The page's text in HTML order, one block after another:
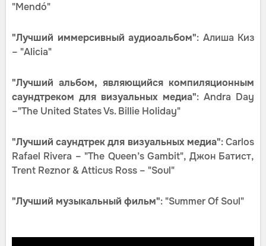
"Mendó"
"Лучший иммерсивный аудиоальбом": Алиша Киз
– "Alicia"
"Лучший альбом, являющийся компиляционным
саундтреком для визуальных медиа": Andra Day
–"The United States Vs. Billie Holiday"
"Лучший саундтрек для визуальных медиа": Carlos
Rafael Rivera – "The Queen’s Gambit", Джон Батист,
Trent Reznor & Atticus Ross – "Soul"
"Лучший музыкальный фильм": "Summer Of Soul"